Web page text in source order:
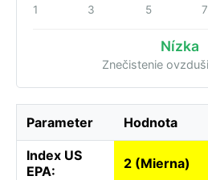
1 3 5 7
Nízka
Znečistenie
Parameter Hodnota
Index US
EPA:
2 (Mierna)